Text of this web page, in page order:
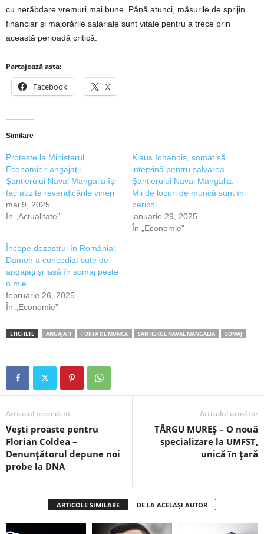
cu nerăbdare vremuri mai bune. Până atunci, măsurile de sprijin
financiar și majorările salariale sunt vitale pentru a trece prin
această perioadă critică.
Partajează asta:
Facebook X
Similare
Proteste la Ministerul
Economiei: angajaţii
Şantierului Naval Mangalia îşi
fac auzite revendicările vineri
mai 9, 2025
În „Actualitate”
Klaus Iohannis, somat să
intervină pentru salvarea
Șantierului Naval Mangalia.
Mii de locuri de muncă sunt în
pericol
ianuarie 29, 2025
În „Economie”
Începe dezastrul în România:
Damen a concediat sute de
angajați și lasă în șomaj peste
o mie
februarie 26, 2025
În „Economie”
ETICHETE ANGAJATI FORTA DE MUNCA SANTIERUL NAVAL MANGALIA SOMAJ
Articolul precedent
Vești proaste pentru
Florian Coldea –
Denunțătorul depune noi
probe la DNA
Articolul următor
TÂRGU MUREȘ – O nouă
specializare la UMFST,
unică în țară
ARTICOLE SIMILARE DE LA ACELAȘI AUTOR